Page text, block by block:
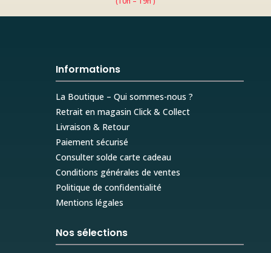
Informations
La Boutique – Qui sommes-nous ?
Retrait en magasin Click & Collect
Livraison & Retour
Paiement sécurisé
Consulter solde carte cadeau
Conditions générales de ventes
Politique de confidentialité
Mentions légales
Nos sélections